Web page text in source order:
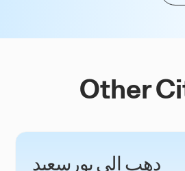
Other
دهب إلى بورسعيد